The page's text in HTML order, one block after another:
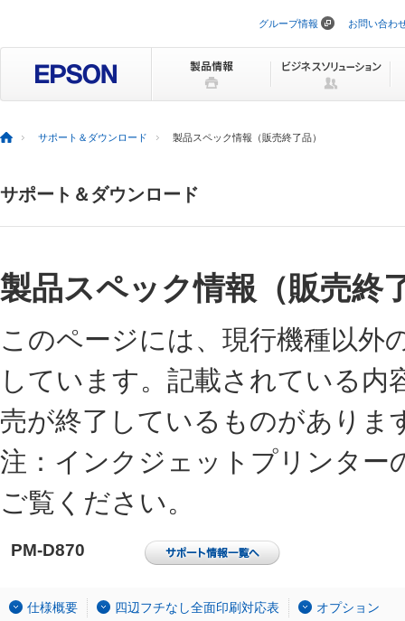
ビ
ョ
を
ス
グループ情報 お問い合わ
サポート＆ダウンロード 製品スペック情報（販売終了品）
サポート＆ダウンロード
製品スペック情報（販売終
このページには、現行機種以外
しています。記載されている内
売が終了しているものがありま
注：インクジェットプリンター
ご覧ください。
PM-D870
仕様概要 四辺フチなし全面印刷対応表
オプション